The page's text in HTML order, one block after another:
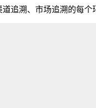
溯、市场追溯的每个